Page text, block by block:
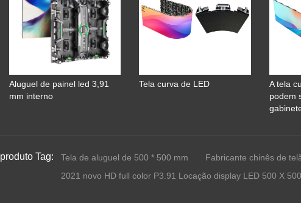
Aluguel de painel led 3,91
mm interno
Tela curva de LED
A tela
podem
produto Tag: Tela de aluguel de 500 * 500 mm
Fabricante chinês de
2021 novo HD full color P3.91 Locação display LED 500 X 500